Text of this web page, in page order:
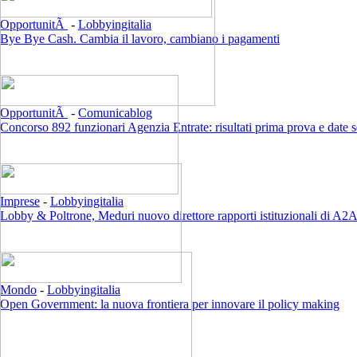
OpportunitÃ - Lobbyingitalia
Bye Bye Cash. Cambia il lavoro, cambiano i pagamenti
OpportunitÃ - Comunicablog
Concorso 892 funzionari Agenzia Entrate: risultati prima prova e date
Imprese - Lobbyingitalia
Lobby & Poltrone, Meduri nuovo direttore rapporti istituzionali di A2A
Mondo - Lobbyingitalia
Open Government: la nuova frontiera per innovare il policy making